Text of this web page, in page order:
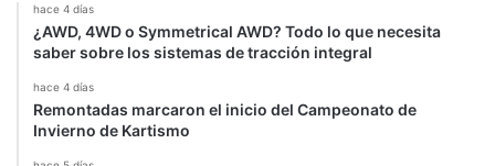
hace 4 días
¿AWD, 4WD o Symmetrical AWD? Todo lo que necesita
saber sobre los sistemas de tracción integral
hace 4 días
Remontadas marcaron el inicio del Campeonato de
Invierno de Kartismo